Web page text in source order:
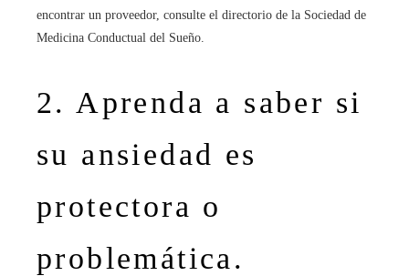
encontrar un proveedor, consulte el directorio de la Sociedad de
Medicina Conductual del Sueño.
2. Aprenda a saber si
su ansiedad es
protectora o
problemática.